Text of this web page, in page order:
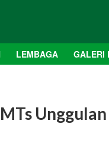
LEMBAGA GALERI